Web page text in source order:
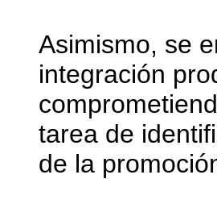
Asimismo, se
integración
tarea de
de la